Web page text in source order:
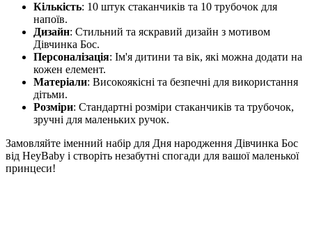
Кількість: 10 штук стаканчиків та 10 трубочок для
напоїв.
Дизайн: Стильний та яскравий дизайн з мотивом
Дівчинка Бос.
Персоналізація: Ім'я дитини та вік, які можна додати на
кожен елемент.
Матеріали: Високоякісні та безпечні для використання
дітьми.
Розміри: Стандартні розміри стаканчиків та трубочок,
зручні для маленьких ручок.
Замовляйте іменний набір для Дня народження Дівчинка Бос
від HeyBaby і створіть незабутні спогади для вашої маленької
принцеси!